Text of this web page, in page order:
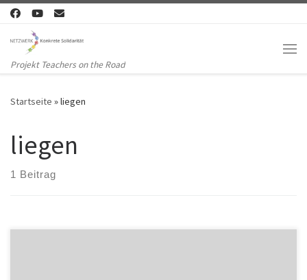
Zum Inhalt springen
Projekt Teachers on the Road
Startseite »liegen
liegen
1 Beitrag